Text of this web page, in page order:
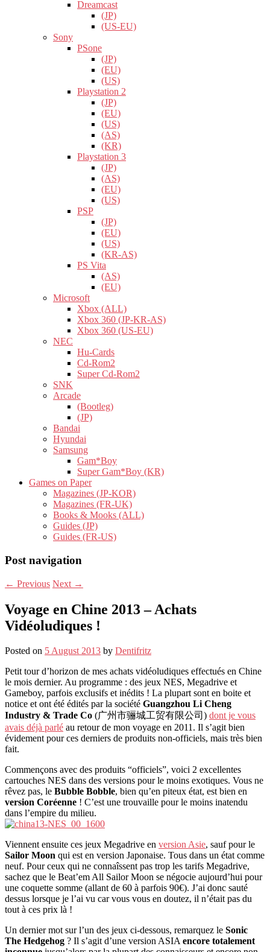
Dreamcast
(JP)
(US-EU)
Sony
PSone
(JP)
(EU)
(US)
Playstation 2
(JP)
(EU)
(US)
(AS)
(KR)
Playstation 3
(JP)
(AS)
(EU)
(US)
PSP
(JP)
(EU)
(US)
(KR-AS)
PS Vita
(AS)
(EU)
Microsoft
Xbox (ALL)
Xbox 360 (JP-KR-AS)
Xbox 360 (US-EU)
NEC
Hu-Cards
Cd-Rom2
Super Cd-Rom2
SNK
Arcade
(Bootleg)
(JP)
Bandai
Hyundai
Samsung
Gam*Boy
Super Gam*Boy (KR)
Games on Paper
Magazines (JP-KOR)
Magazines (FR-UK)
Books & Mooks (ALL)
Guides (JP)
Guides (FR-US)
Post navigation
← Previous Next →
Voyage en Chine 2013 – Achats
Vidéoludiques !
Posted on 5 August 2013 by Dentifritz
Petit tour d’horizon de mes achats vidéoludiques effectués en Chine
le mois dernier. Au programme : des jeux NES, Megadrive et
Gameboy, parfois exclusifs et inédits ! La plupart sont en boite et
notice et ont été édités par la société Guangzhou Li Cheng
Industry & Trade Co (广州市骊城工贸有限公司) dont je vous
avais déjà parlé au retour de mon voyage en 2011. Il s’agit bien
évidement pour ces derniers de produits non-officiels, mais très bien
fait.
Commençons avec des produits “officiels”, voici 2 excellentes
cartouches NES dans des versions pour le moins exotiques. Vous ne
rêvez pas, le Bubble Bobble, bien qu’en piteux état, est bien en
version Coréenne ! C’est une trouvaille pour le moins inatendu
dans l’empire du milieu.
Viennent ensuite ces jeux Megadrive en version Asie, sauf pour le
Sailor Moon qui est en version Japonaise. Tous dans un état comme
neuf. Pour ceux qui ne connaîssent pas trop les tarifs Megadrive,
sachez que le Beat’em All Sailor Moon se négocie aujourd’hui pour
une coquette somme (allant de 60 à parfois 90€). J’ai donc sauté
dessus lorsque je l’ai vu car vous vous en doutez, il n’était pas du
tout à ces prix là !
Un dernier mot sur l’un des jeux ci-dessous, remarquez le Sonic
The Hedgehog ? Il s’agit d’une version ASIAencore totalement